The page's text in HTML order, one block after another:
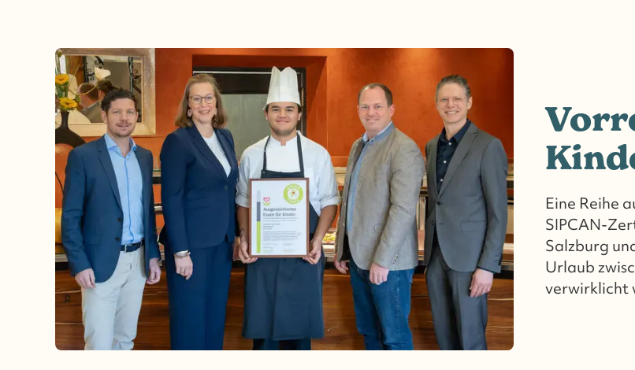
Eine Reihe
SIPCAN-
Salzburg
Urlaub
verwirklicht